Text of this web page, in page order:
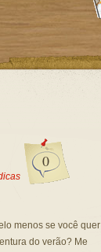
0
menos se você quer
do verão? Me